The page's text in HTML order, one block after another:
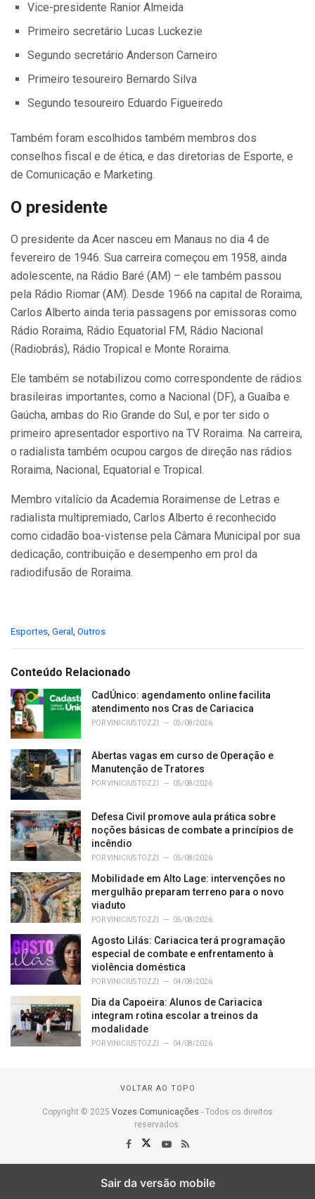
Vice-presidente Ranior Almeida
Primeiro secretário Lucas Luckezie
Segundo secretário Anderson Carneiro
Primeiro tesoureiro Bernardo Silva
Segundo tesoureiro Eduardo Figueiredo
Também foram escolhidos também membros dos
conselhos fiscal e de ética, e das diretorias de Esporte, e
de Comunicação e Marketing.
O presidente
O presidente da Acer nasceu em Manaus no dia 4 de
fevereiro de 1946. Sua carreira começou em 1958, ainda
adolescente, na Rádio Baré (AM) – ele também passou
pela Rádio Riomar (AM). Desde 1966 na capital de Roraima,
Carlos Alberto ainda teria passagens por emissoras como
Rádio Roraima, Rádio Equatorial FM, Rádio Nacional
(Radiobrás), Rádio Tropical e Monte Roraima.
Ele também se notabilizou como correspondente de rádios
brasileiras importantes, como a Nacional (DF), a Guaíba e
Gaúcha, ambas do Rio Grande do Sul, e por ter sido o
primeiro apresentador esportivo na TV Roraima. Na carreira,
o radialista também ocupou cargos de direção nas rádios
Roraima, Nacional, Equatorial e Tropical.
Membro vitalício da Academia Roraimense de Letras e
radialista multipremiado, Carlos Alberto é reconhecido
como cidadão boa-vistense pela Câmara Municipal por sua
dedicação, contribuição e desempenho em prol da
radiodifusão de Roraima.
C
e
o
r
i
e
:
Esportes, Geral , Outros
Conteúdo Relacionado
CadÚnico: agendamento online facilita
atendimento nos Cras de Cariacica
PORVINICIUS TOZZI 05/08/2026
Abertas vagas em curso de Operação e
Manutenção de Tratores
PORVINICIUS TOZZI 05/08/2026
Defesa Civil promove aula prática sobre
noções básicas de combate a princípios de
incêndio
PORVINICIUS TOZZI 05/08/2026
Mobilidade em Alto Lage: intervenções no
mergulhão preparam terreno para o novo
viaduto
PORVINICIUS TOZZI 05/08/2026
Agosto Lilás: Cariacica terá programação
especial de combate e enfrentamento à
violência doméstica
PORVINICIUS TOZZI 04/08/2026
Dia da Capoeira: Alunos de Cariacica
integram rotina escolar a treinos da
modalidade
PORVINICIUS TOZZI 04/08/2026
VOLTAR AO TOPO
Copyright © 2025 Vozes Comunicações - Todos os direitos
reservados.
Sair da versão mobile